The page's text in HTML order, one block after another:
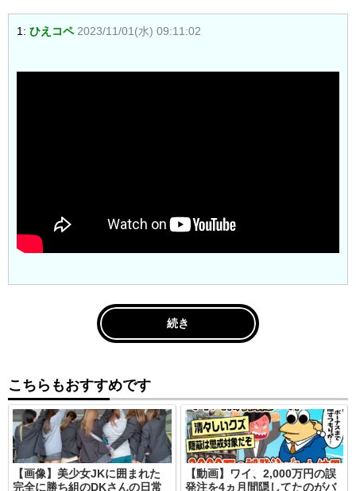
1: ひえコペ 2023/11/01(水) 09:11:02
続き
こちらもおすすめです
【画像】美少女JKに囲まれた
完全に勝ち組のDKさんの日常
【動画】ワイ、2,000万円の誤
発注を4ヵ月間隠してたのがバ